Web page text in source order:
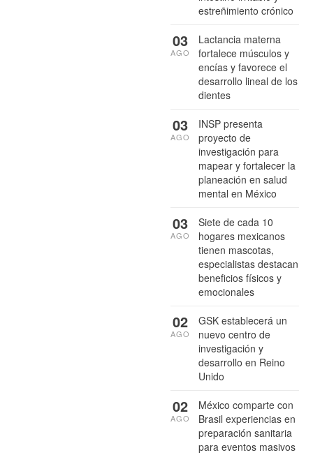
estreñimiento crónico
Lactancia materna
fortalece músculos y
encías y favorece el
desarrollo lineal de los
dientes
03
AGO
INSP presenta
proyecto de
investigación para
mapear y fortalecer la
planeación en salud
mental en México
03
AGO
Siete de cada 10
hogares mexicanos
tienen mascotas,
especialistas destacan
beneficios físicos y
emocionales
03
AGO
GSK establecerá un
nuevo centro de
investigación y
desarrollo en Reino
Unido
02
AGO
México comparte con
Brasil experiencias en
preparación sanitaria
para eventos masivos
02
AGO